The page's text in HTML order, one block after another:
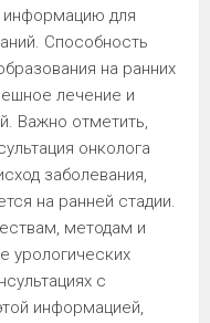
информацию для
Способность
на ранних
лечение и
Важно отметить,
онколога
заболевания,
на ранней стадии.
методам и
урологических
с
информацией,